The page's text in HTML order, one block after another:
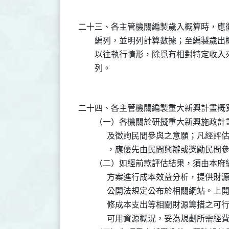
二十三、各主管機關編製歲入概算時，
編列，並明列計算數據；至編製
以往執行情形，除覓有相對特定
二十四、各主管機關編製重大新興計畫
（一）各機關於研擬重大新興施
及徵詢民間參與之意願；凡
，應優先由民間興辦或獎勵民間
（二）如經前款評估結果，須由
方案進行成本效益分析，提
公開法規定公布於相關網站
修成本支出等相關財源籌措
可用資源概況，妥為規劃所需經